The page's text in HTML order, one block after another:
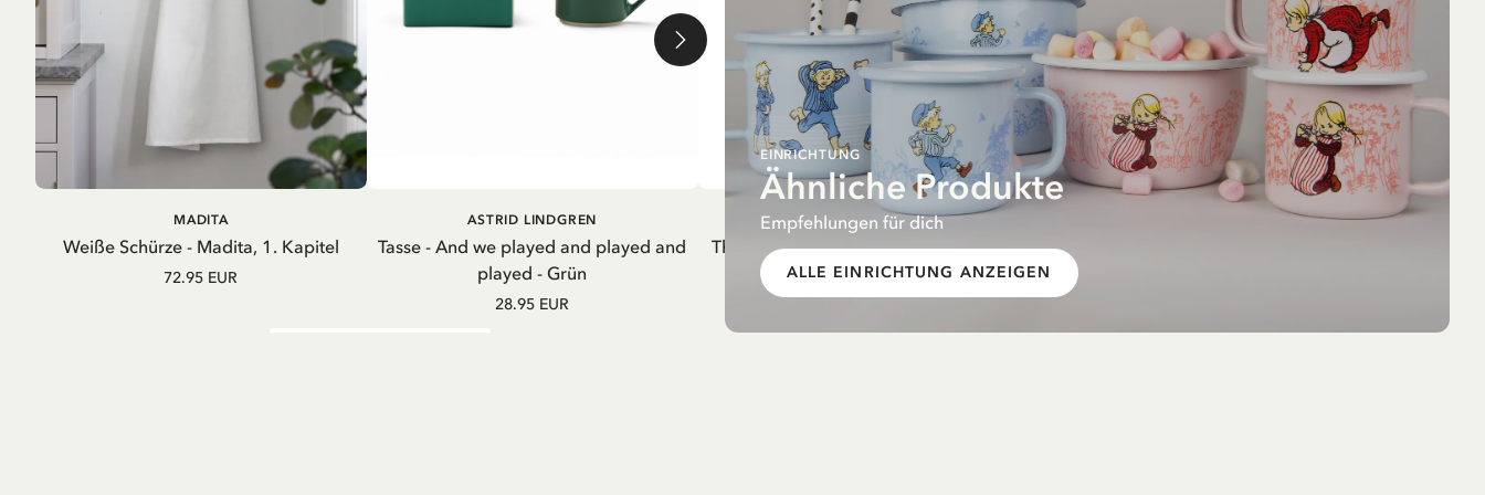
EINRICHTUNG
Ähnliche Produkte
Empfehlungen für dich
ALLE EINRICHTUNG ANZEIGEN
IN DEN WARENKORB
Weiße Schürze - Madita, 1. Kapitel
MADITA
72.95 EUR
IN DEN WARENKORB
Tasse - And we played and played and
played - Grün
ASTRID LINDGREN
28.95 EUR
IN DEN WARENKORB
Thermosflasche Pippi Langstrumpf im
Nachthemd Lila – 550 ml
PIPPI LANGSTRUMPF